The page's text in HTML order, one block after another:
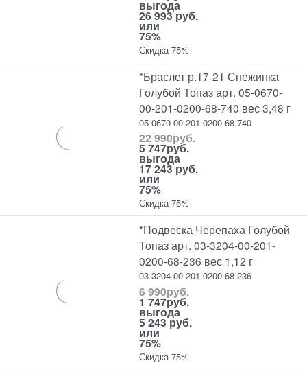
выгода
26 993 руб.
или
75%
Скидка 75%
*Браслет р.17-21 Снежинка
Голубой Топаз арт. 05-0670-
00-201-0200-68-740 вес 3,48 г
05-0670-00-201-0200-68-740
22 990руб.
5 747руб.
выгода
17 243 руб.
или
75%
Скидка 75%
*Подвеска Черепаха Голубой
Топаз арт. 03-3204-00-201-
0200-68-236 вес 1,12 г
03-3204-00-201-0200-68-236
6 990руб.
1 747руб.
выгода
5 243 руб.
или
75%
Скидка 75%